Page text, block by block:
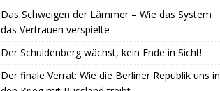
Das Schweigen der Lämmer – Wie das System
das Vertrauen verspielte
Der Schuldenberg wächst, kein Ende in Sicht!
Der finale Verrat: Wie die Berliner Republik uns in